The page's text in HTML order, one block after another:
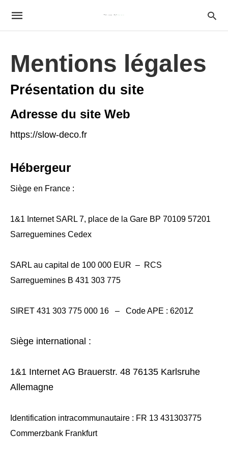
Mentions légales
Présentation du site
Adresse du site Web
https://slow-deco.fr
Hébergeur
Siège en France :
1&1 Internet SARL 7, place de la Gare BP 70109 57201
Sarreguemines Cedex
SARL au capital de 100 000 EUR – RCS
Sarreguemines B 431 303 775
SIRET 431 303 775 000 16 – Code APE : 6201Z
Siège international :
1&1 Internet AG Brauerstr. 48 76135 Karlsruhe
Allemagne
Identification intracommunautaire : FR 13 431303775
Commerzbank Frankfurt